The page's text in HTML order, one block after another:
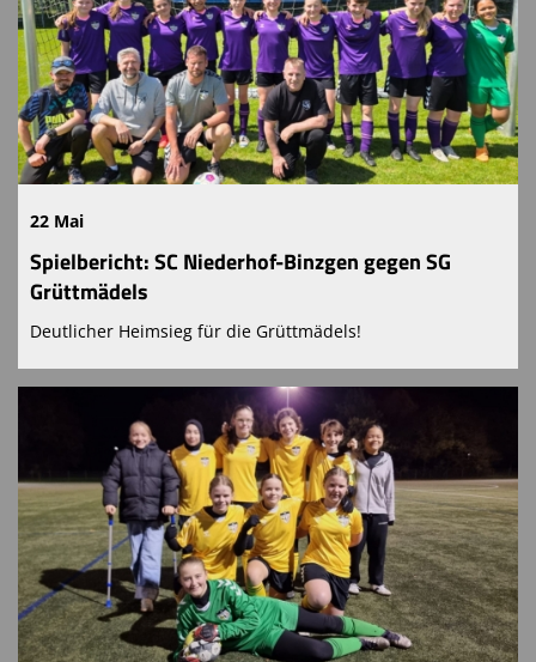
22 Mai
Spielbericht: SC Niederhof-Binzgen gegen SG
Grüttmädels
Deutlicher Heimsieg für die Grüttmädels!